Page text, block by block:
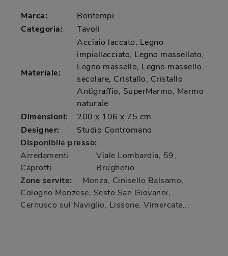
Marca:
Bontempi
Categoria:
Tavoli
Materiale:
Acciaio laccato, Legno
impiallacciato, Legno massellato,
Legno massello, Legno massello
secolare, Cristallo, Cristallo
Antigraffio, SuperMarmo, Marmo
naturale
Dimensioni:
200 x 106 x 75 cm
Designer:
Studio Contromano
Disponibile presso:
Arredamenti
Caprotti
Viale Lombardia, 59,
Brugherio
Zone servite:
Monza, Cinisello Balsamo,
Cologno Monzese, Sesto San Giovanni,
Cernusco sul Naviglio, Lissone, Vimercate...